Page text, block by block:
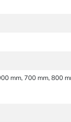
mm, 700 mm, 800